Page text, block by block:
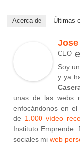
Acerca de Últimas
Jose
CEO
Soy
y ya
unas de las webs
enfocándonos en
de 1.000 vídeo
Instituto Emprende.
sociales mi web